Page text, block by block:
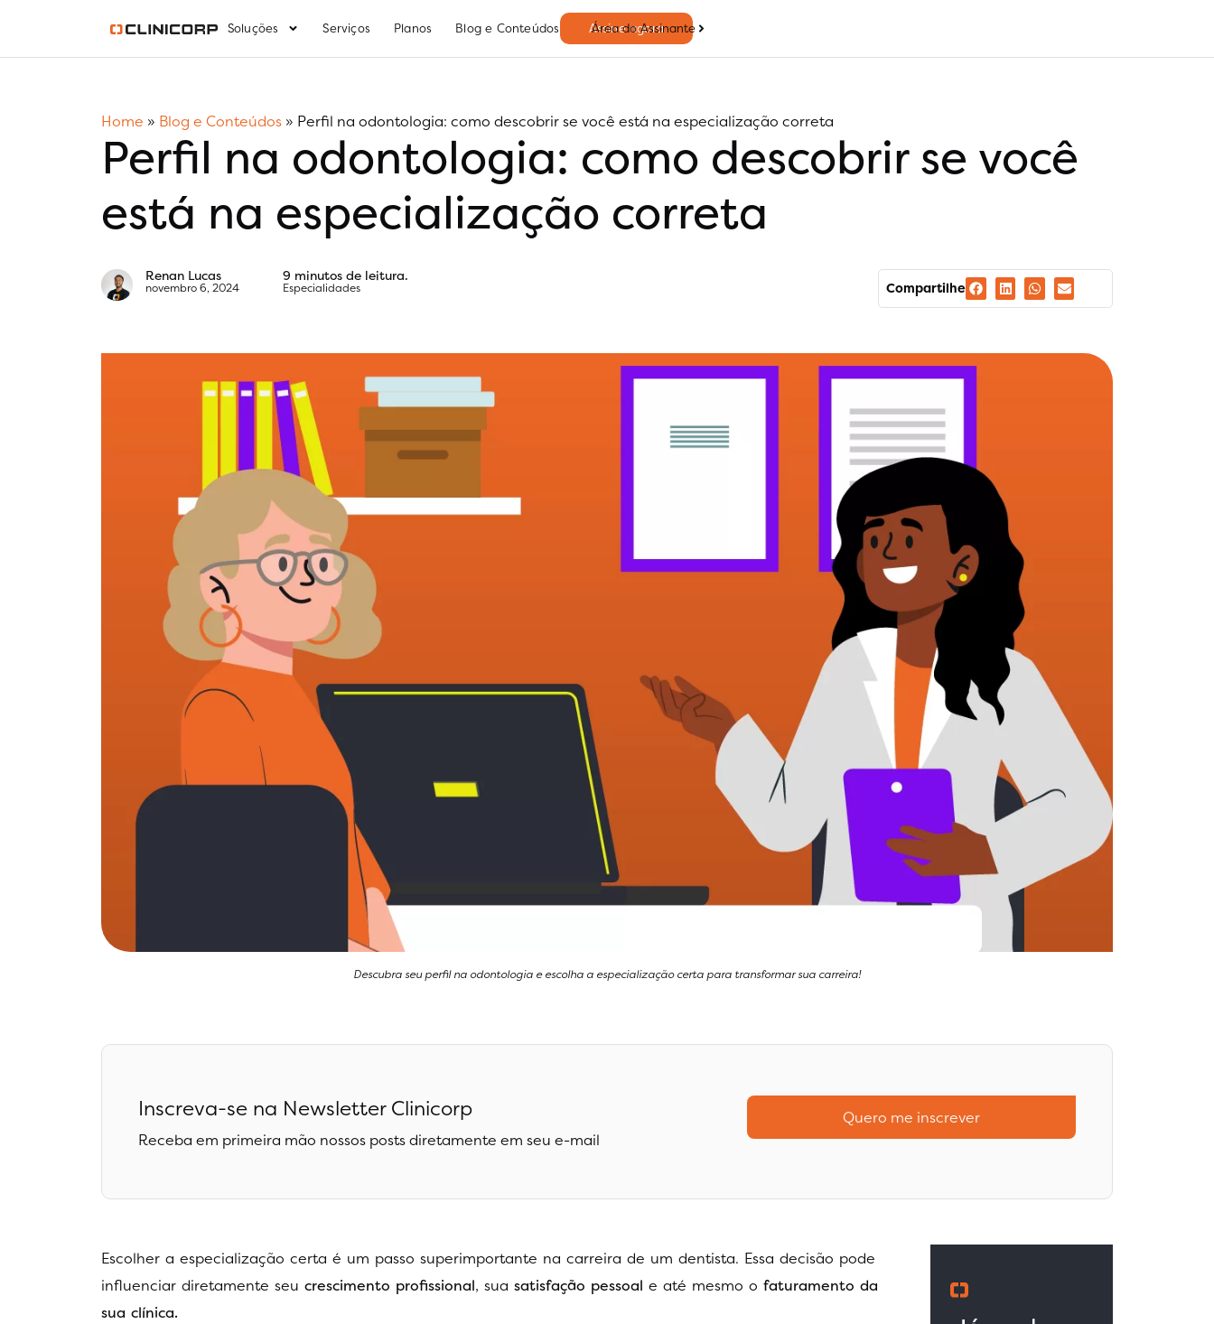
Soluções Serviços Planos Blog e Conteúdos Assine agora
Área do Assinante
Home » Blog e Conteúdos » Perfil na odontologia: como descobrir se você está na especialização correta
Perfil na odontologia: como descobrir se você
está na especialização correta
Renan Lucas
novembro 6, 2024
9 minutos de leitura.
Especialidades Compartilhe
Descubra seu perfil na odontologia e escolha a especialização certa para transformar sua carreira!
Inscreva-se na Newsletter Clinicorp
Receba em primeira mão nossos posts diretamente em seu e-mail
Quero me inscrever
Escolher a especialização certa é um passo superimportante na carreira de um dentista. Essa decisão pode
influenciar diretamente seu crescimento profissional, sua satisfação pessoal e até mesmo o faturamento da
sua clínica.